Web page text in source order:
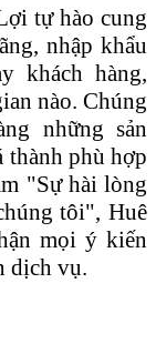
tự hào cung
nhập khẩu
khách hàng,
nào. Chúng
những sản
thành phù hợp
"Sự hài lòng
tôi", Huê
mọi ý kiến
dịch vụ.